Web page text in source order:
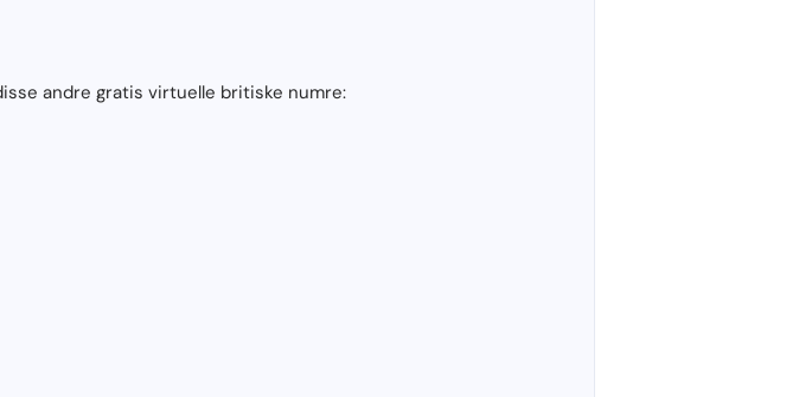
andre gratis virtuelle britiske numre: